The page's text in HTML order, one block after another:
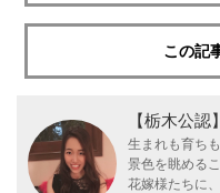
この記
【栃木公認
生まれも育ち
景色を眺める
花嫁様たちに